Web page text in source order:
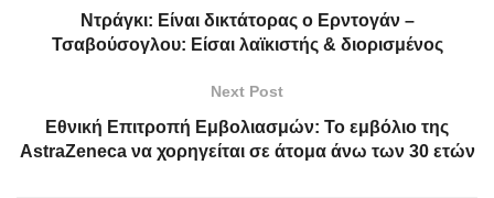
Ντράγκι: Είναι δικτάτορας ο Ερντογάν –
Τσαβούσογλου: Είσαι λαϊκιστής & διορισμένος
Next Post
Εθνική Eπιτροπή Εμβολιασμών: Το εμβόλιο της
AstraZeneca να χορηγείται σε άτομα άνω των 30 ετών